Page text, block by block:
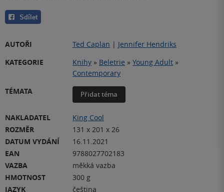
Sdílet
AUTOŘI Ted Caplan | Jennifer Hendriks
KATEGORIE
Knihy » Beletrie » Young Adult »
Contemporary
TÉMATA
Přidat téma
NAKLADATEL
King Cool
ROZMĚR
131 x 201 x 26
DATUM VYDÁNÍ
16.11.2021
EAN
9788027702183
VAZBA
měkká vazba
HMOTNOST
300 g
JAZYK
čeština